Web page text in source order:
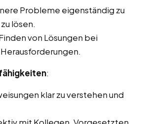
Probleme eigenständig zu
lösen.
von Lösungen bei
:
klar zu verstehen und
mit Kollegen, Vorgesetzten